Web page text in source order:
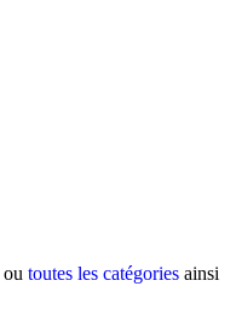
ou toutes les catégories ainsi